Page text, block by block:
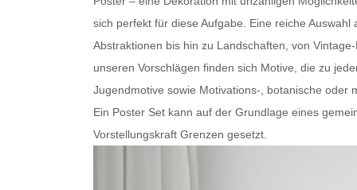
sich perfekt für diese Aufgabe. Eine reiche
Abstraktionen bis hin zu Landschaften, von
unseren Vorschlägen finden sich Motive, die zu
Jugendmotive sowie Motivations-, botanische oder
Ein Poster Set kann auf der Grundlage eines
Vorstellungskraft Grenzen gesetzt.